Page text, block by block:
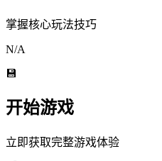
掌握核心玩法技巧
N/A
💾
开始游戏
立即获取完整游戏体验